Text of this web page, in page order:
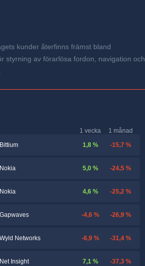
kunder återfinns främst bland
styrning av förarlösa fordon, navigation och
1 vecka
1 månad
Bittium
1,8 % -15,7 %
Nokia 5,0 % -24,5 %
Nokia 4,6 % -25,2 %
Gapwaves -4,6 % -26,9 %
Wyld Networks -6,9 % -31,4 %
Net Insight 7,1 % -37,3 %